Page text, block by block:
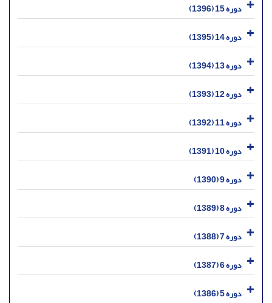
دوره 15 (1396)
دوره 14 (1395)
دوره 13 (1394)
دوره 12 (1393)
دوره 11 (1392)
دوره 10 (1391)
دوره 9 (1390)
دوره 8 (1389)
دوره 7 (1388)
دوره 6 (1387)
دوره 5 (1386)